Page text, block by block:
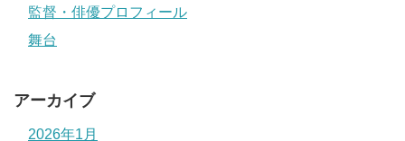
監督・俳優プロフィール
舞台
アーカイブ
2026年1月